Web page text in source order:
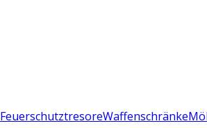
FeuerschutztresoreWaffenschränke